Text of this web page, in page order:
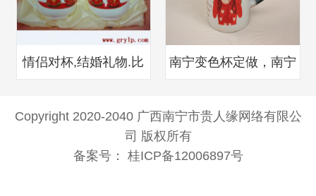
情侣对杯,结婚礼物.比 南宁变色杯定做，南宁
Copyright 2020-2040 广西南宁市贵人缘网络有限公
司 版权所有
备案号： 桂ICP备12006897号